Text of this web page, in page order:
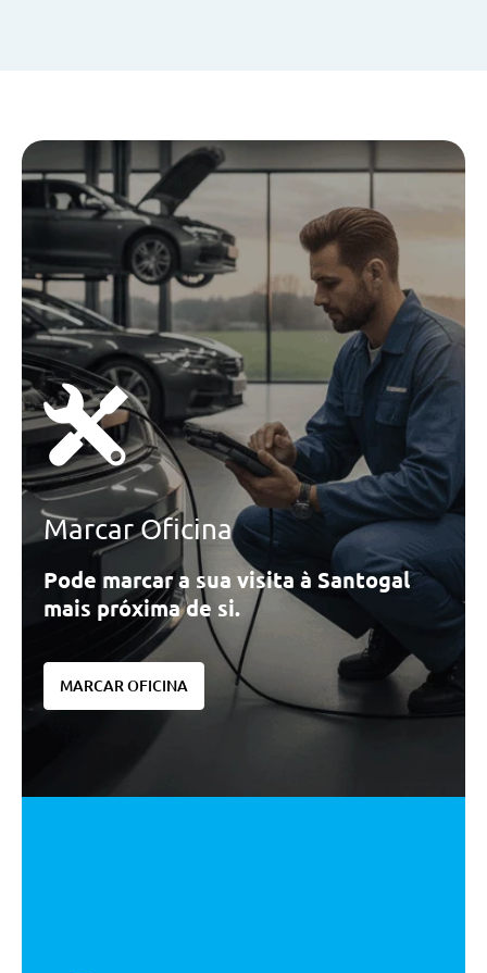
Marcar Oficina
Pode marcar a sua visita à Santogal
mais próxima de si.
MARCAR OFICINA